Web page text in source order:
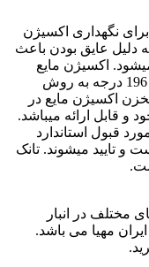
نگهداری اکسیژن
دلیل عایق بودن باعث
. اکسیژن مایع
همان گاز اکسیژن است که در دمای منفی 196 درجه به روش
اکسیژن مایع در
.
قبول استاندارد
و تایید میشوند. تانک
.
مختلف در انبار
مهیا می باشد.
.